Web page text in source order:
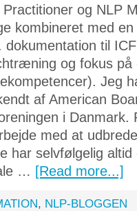
Practitioner og NLP
kombineret med
dokumentation til
og fokus på
Jeg
af American
i Danmark.
med at
har selvfølgelig
… [Read more...]
, NLP-BLOGGEN